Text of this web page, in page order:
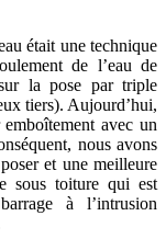
était une technique
de l’eau de
la pose par triple
tiers). Aujourd’hui,
avec un
nous avons
et une meilleure
sous toiture qui est
à l’intrusion